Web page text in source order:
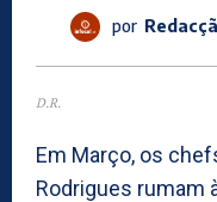
por
D.R.
Em Março, os
Rodrigues rumam